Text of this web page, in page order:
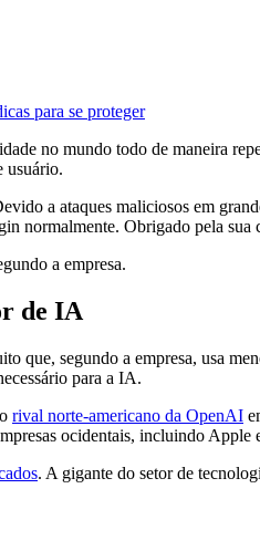
para se proteger
no mundo todo de maneira
usuário.
a ataques maliciosos em
normalmente. Obrigado pela sua
a empresa.
de IA
que, segundo a empresa, usa
para a IA.
rival norte-americano da OpenAI
ocidentais, incluindo Apple
. A gigante do setor de